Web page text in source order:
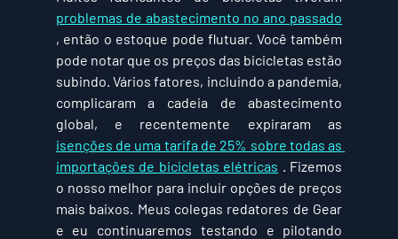
problemas de abastecimento no ano passado
, então o estoque pode flutuar. Você também
pode notar que os preços das bicicletas estão
subindo. Vários fatores, incluindo a pandemia,
complicaram a cadeia de abastecimento
isenções de uma tarifa de 25% sobre todas as
importações de bicicletas elétricas . Fizemos
o nosso melhor para incluir opções de preços
mais baixos. Meus colegas redatores de Gear
e eu continuaremos testando e pilotando